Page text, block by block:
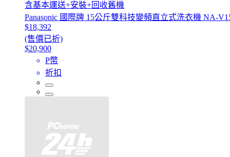
含基本運送+安裝+回收舊機
Panasonic 國際牌 15公斤雙科技變頻直立式洗衣機 NA-
$18,392
(售價已折)
$20,900
P幣
折扣